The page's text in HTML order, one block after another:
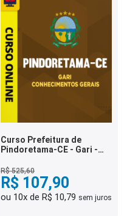
Curso Prefeitura de
Pindoretama-CE - Gari -
R$ 525,60
R$ 107,90
ou 10x de R$ 10,79 sem juros